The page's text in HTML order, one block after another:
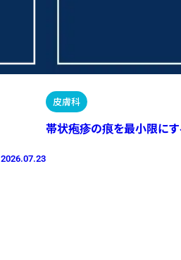
2026.07.23
皮膚科
帯状疱疹の痕を最小限にす